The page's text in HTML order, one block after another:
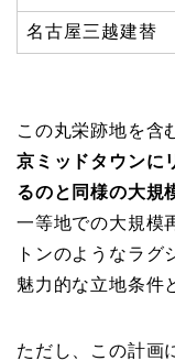
名古屋三越建替
この丸栄跡地を含
京ミッドタウンに
るのと同様の大規
一等地での大規模
トンのようなラグ
魅力的な立地条件
ただし、この計画